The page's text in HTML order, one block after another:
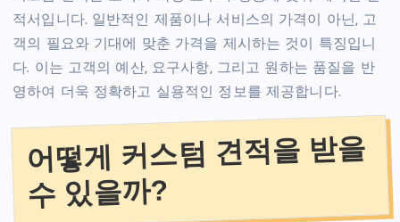
적서입니다. 일반적인 제품이나 서비스의 가격이 아닌, 고
객의 필요와 기대에 맞춘 가격을 제시하는 것이 특징입니
다. 이는 고객의 예산, 요구사항, 그리고 원하는 품질을 반
영하여 더욱 정확하고 실용적인 정보를 제공합니다.
어떻게 커스텀 견적을 받을
수 있을까?